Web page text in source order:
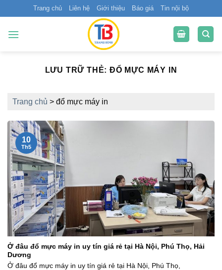
qua
nội
Trang chủ Liên hệ Giới thiệu Báo giá Tin nội bộ
LƯU TRỮ THẺ: ĐỔ MỰC MÁY IN
Trang chủ > đổ mực máy in
Ở đâu đổ mực máy in uy tín giá rẻ tại Hà Nội, Phú Thọ, Hải
Dương
Ở đâu đổ mực máy in uy tín giá rẻ tại Hà Nội, Phú Thọ,
10
Th5